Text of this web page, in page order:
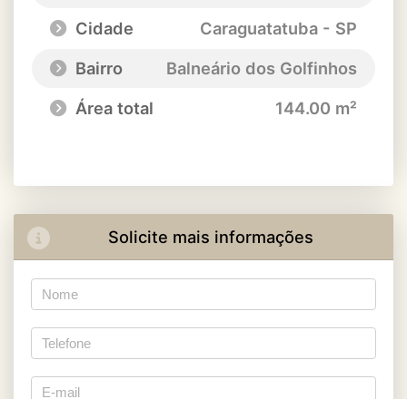
Cidade
Caraguatatuba - SP
Bairro
Balneário dos Golfinhos
Área total
144.00 m²
Solicite mais informações